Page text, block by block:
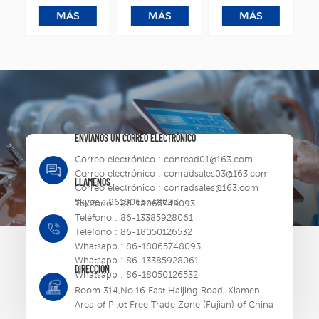
Series Crane Drive
Open & closed loop
MÁS
Series Crane Drive
Open & closed loop
MÁS
Easy series
programmable logic
MÁS
ENVÍANOS UN CORREO ELECTRÓNICO
Correo electrónico : conread01@163.com
Correo electrónico : conradsales03@163.com
Correo electrónico : conradsales@163.com
Skype :8618065748093
LLÁMENOS
Teléfono :86-18065748093
Teléfono : 86-13385928061
Teléfono : 86-18050126532
Whatsapp : 86-18065748093
Whatsapp : 86-13385928061
Whatsapp : 86-18050126532
DIRECCIÓN
Room 314,No.16 East Haijing Road, Xiamen
Area of Pilot Free Trade Zone (Fujian) of China